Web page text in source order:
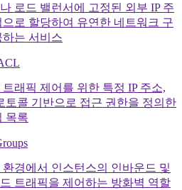
로드 밸런서에 고정된 외부 IP 주
으로 할당하여 유연한 네트워크 구
하는 서비스
래픽 제어를 위한 특정 IP 주소,
토콜 기반으로 접근 권한을 정의한
목록
환경에서 인스턴스의 인바운드 및
트래픽을 제어하는 방화벽 역할